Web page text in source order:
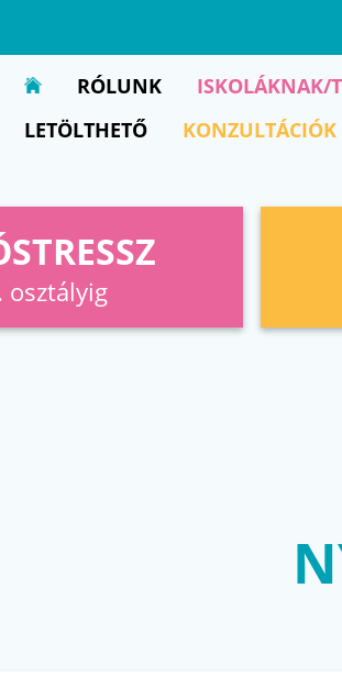
RÓLUNK ISKOLÁKNAK/
LETÖLTHETŐ
KONZULTÁCIÓK
osztályig